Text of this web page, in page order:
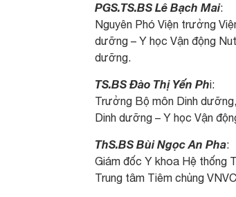
PGS.TS.BS Lê Bạch Mai:
Nguyên Phó Viện trưởng
dưỡng – Y học Vận động
dưỡng.
TS.BS Đào Thị Yến Phi:
Trưởng Bộ môn Dinh
Dinh dưỡng – Y học Vận
ThS.BS Bùi Ngọc An Pha:
Giám đốc Y khoa Hệ thống
Trung tâm Tiêm chủng